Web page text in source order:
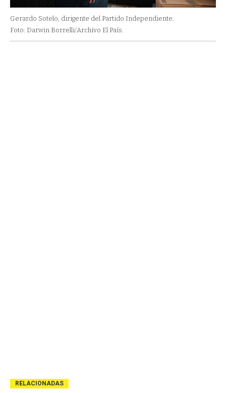
Gerardo Sotelo, dirigente del Partido Independiente.
Foto: Darwin Borrelli/Archivo El País.
RELACIONADAS